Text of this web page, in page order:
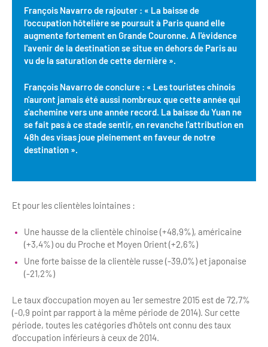
François Navarro de rajouter : « La baisse de
l'occupation hôtelière se poursuit à Paris quand elle
augmente fortement en Grande Couronne. A l'évidence
l'avenir de la destination se situe en dehors de Paris au
vu de la saturation de cette dernière ».
François Navarro de conclure : « Les touristes chinois
n'auront jamais été aussi nombreux que cette année qui
s'achemine vers une année record. La baisse du Yuan ne
se fait pas à ce stade sentir, en revanche l'attribution en
48h des visas joue pleinement en faveur de notre
destination ».
Et pour les clientèles lointaines :
Une hausse de la clientèle chinoise (+48,9%), américaine
(+3,4%) ou du Proche et Moyen Orient (+2,6%)
Une forte baisse de la clientèle russe (-39,0%) et japonaise
(-21,2%)
Le taux d’occupation moyen au 1er semestre 2015 est de 72,7%
(-0,9 point par rapport à la même période de 2014). Sur cette
période, toutes les catégories d’hôtels ont connu des taux
d’occupation inférieurs à ceux de 2014.